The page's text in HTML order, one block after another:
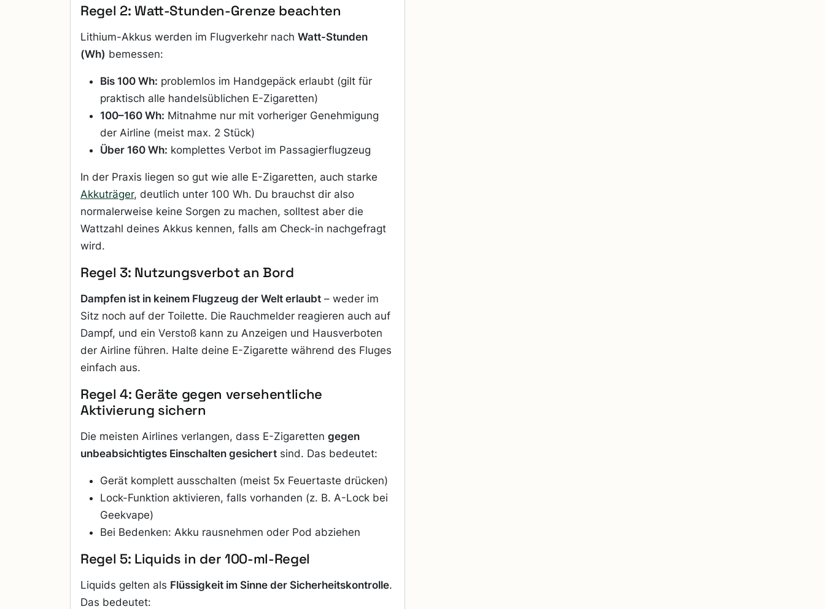
Regel 2: Watt-Stunden-Grenze beachten
Lithium-Akkus werden im Flugverkehr nach Watt-Stunden
(Wh) bemessen:
Bis 100 Wh: problemlos im Handgepäck erlaubt (gilt für
praktisch alle handelsüblichen E-Zigaretten)
100–160 Wh: Mitnahme nur mit vorheriger Genehmigung
der Airline (meist max. 2 Stück)
Über 160 Wh: komplettes Verbot im Passagierflugzeug
In der Praxis liegen so gut wie alle E-Zigaretten, auch starke
Akkuträger, deutlich unter 100 Wh. Du brauchst dir also
normalerweise keine Sorgen zu machen, solltest aber die
Wattzahl deines Akkus kennen, falls am Check-in nachgefragt
wird.
Regel 3: Nutzungsverbot an Bord
Dampfen ist in keinem Flugzeug der Welt erlaubt – weder im
Sitz noch auf der Toilette. Die Rauchmelder reagieren auch auf
Dampf, und ein Verstoß kann zu Anzeigen und Hausverboten
der Airline führen. Halte deine E-Zigarette während des Fluges
einfach aus.
Regel 4: Geräte gegen versehentliche
Aktivierung sichern
Die meisten Airlines verlangen, dass E-Zigaretten gegen
unbeabsichtigtes Einschalten gesichert sind. Das bedeutet:
Gerät komplett ausschalten (meist 5x Feuertaste drücken)
Lock-Funktion aktivieren, falls vorhanden (z. B. A-Lock bei
Geekvape)
Bei Bedenken: Akku rausnehmen oder Pod abziehen
Regel 5: Liquids in der 100-ml-Regel
Liquids gelten als Flüssigkeit im Sinne der Sicherheitskontrolle.
Das bedeutet: